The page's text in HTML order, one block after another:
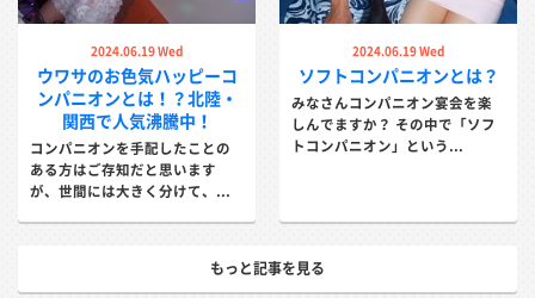
2024.06.19 Wed
ウワサのお色気ハッピーコ
ンパニオンとは！？北陸・
関西で人気沸騰中！
コンパニオンを手配したことの
ある方はご存知だと思います
が、世間には大きく分けて、...
2024.06.19 Wed
ソフトコンパニオンとは？
みなさんコンパニオン宴会を楽
しんでますか？ その中で「ソフ
トコンパニオン」という...
もっと記事を見る